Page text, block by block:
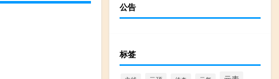
公告
标签